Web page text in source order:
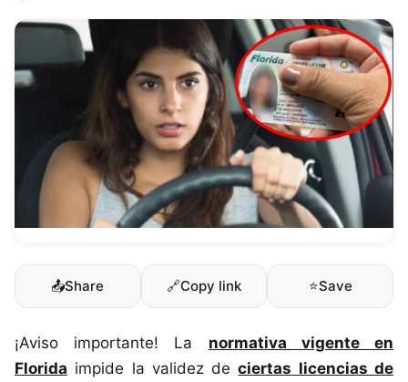
📤Share 🔗Copy link ⭐Save
¡Aviso importante! La normativa vigente en
Florida impide la validez deciertas licencias de